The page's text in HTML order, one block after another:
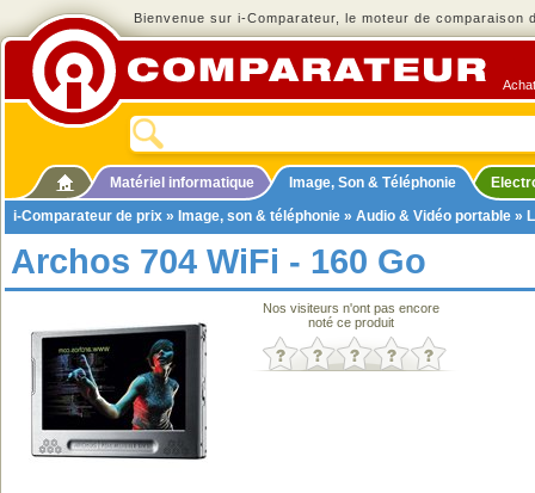
Bienvenue sur i-Comparateur, le moteur de comparaison
Matériel informatique Image, Son & Téléphonie
i-Comparateur de prix » Image, son & téléphonie » Audio & Vidéo portable »
Archos 704 WiFi - 160 Go
Nos visiteurs n'ont pas encore
noté ce produit